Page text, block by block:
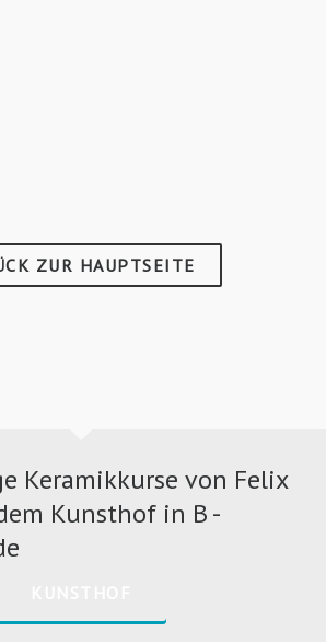
ZUR HAUPTSEITE
Keramikkurse von Felix
Kunsthof in B -